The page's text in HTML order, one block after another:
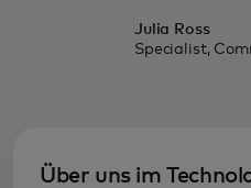
Julia Ross
Specialist,
Über uns im